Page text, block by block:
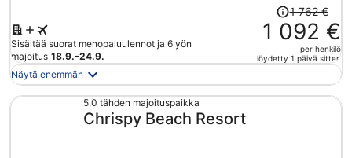
Sisältää suorat menopaluulennot ja 6 yön
majoitus 18.9.–24.9.
Hinta
oli
1 762 €,
hinta
nyt
1 762 €
1 092 €
per henkilö
löydetty 1 päivä sitten
Näytä enemmän
5.0 tähden majoituspaikka
Chrispy Beach Resort